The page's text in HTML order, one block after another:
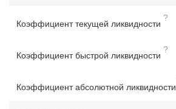
Коэффициент текущей ликвидности
?
Коэффициент быстрой ликвидности
?
Коэффициент абсолютной ликвидности